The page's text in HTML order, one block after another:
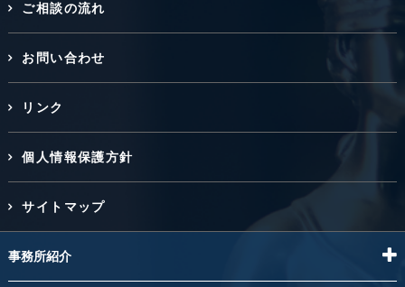
ご相談の流れ
お問い合わせ
リンク
個人情報保護方針
サイトマップ
事務所紹介